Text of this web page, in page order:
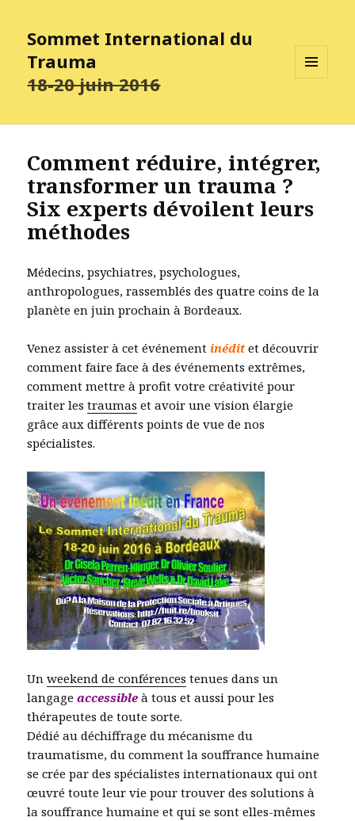
Sommet International du
Trauma
18-20 juin 2016
Comment réduire, intégrer,
transformer un trauma ?
Six experts dévoilent leurs
méthodes
Médecins, psychiatres, psychologues,
anthropologues, rassemblés des quatre coins de la
planète en juin prochain à Bordeaux.
Venez assister à cet événement inéditet découvrir
comment faire face à des événements extrêmes,
comment mettre à profit votre créativité pour
traiter lestraumas et avoir une vision élargie
grâce aux différents points de vue de nos
spécialistes.
Unweekend de conférences tenues dans un
langageaccessible à tous et aussi pour les
thérapeutes de toute sorte.
Dédié au déchiffrage du mécanisme du
traumatisme, du comment la souffrance humaine
se crée par des spécialistes internationaux qui ont
œuvré toute leur vie pour trouver des solutions à
la souffrance humaine et qui se sont elles-mêmes